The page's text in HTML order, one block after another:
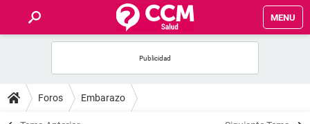
MENU
FOROS
Foros Embarazo